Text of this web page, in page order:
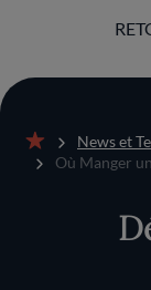
Accueil
News et
Où Manger